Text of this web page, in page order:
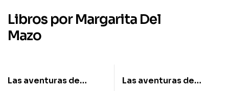
Libros por Margarita Del
Mazo
Las aventuras de
Las aventuras de